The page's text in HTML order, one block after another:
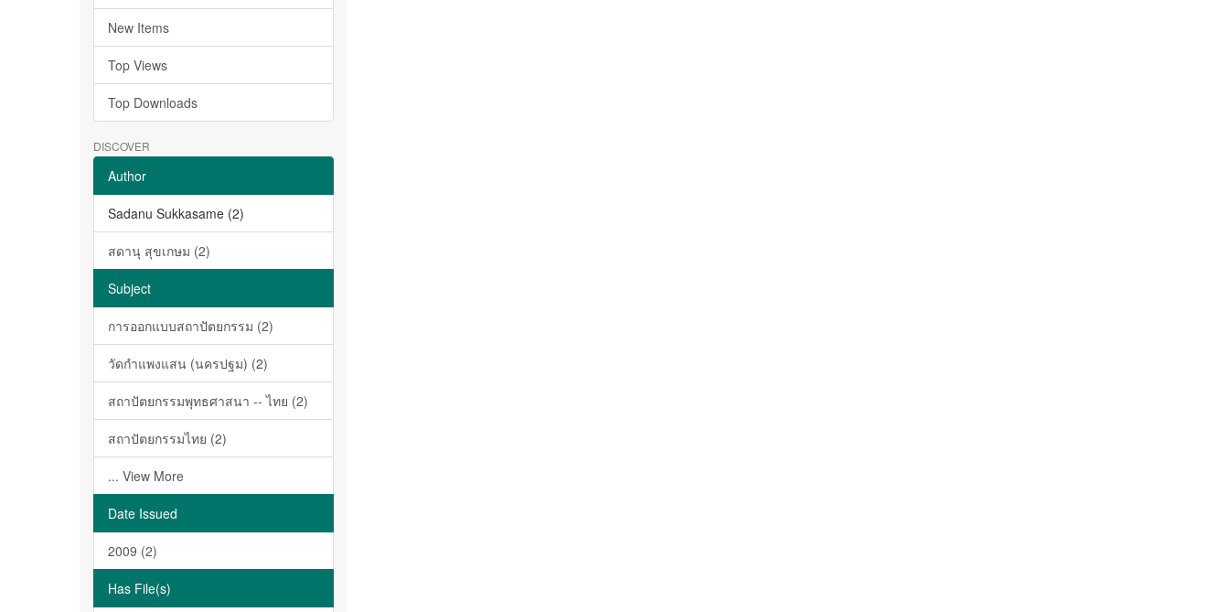
New Items
Top Views
Top Downloads
DISCOVER
Author
Sadanu Sukkasame (2)
สดานุ สุขเกษม (2)
Subject
การออกแบบสถาปัตยกรรม (2)
วัดกำแพงแสน (นครปฐม) (2)
สถาปัตยกรรมพุทธศาสนา -- ไทย (2)
สถาปัตยกรรมไทย (2)
... View More
Date Issued
2009 (2)
Has File(s)